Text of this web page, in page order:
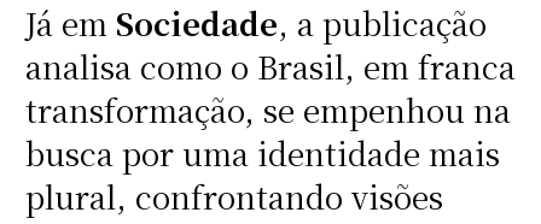
Já em Sociedade, a publicação
analisa como o Brasil, em franca
transformação, se empenhou na
busca por uma identidade mais
plural, confrontando visões